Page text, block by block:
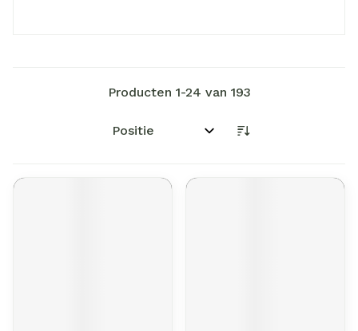
Producten 1-24 van 193
Sorteer op: